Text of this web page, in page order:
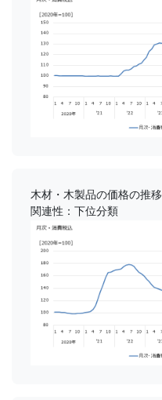
木材・木製品の価格の推移
関連性：下位分類